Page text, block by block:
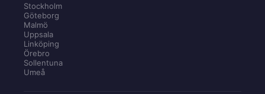
Stockholm
Göteborg
Malmö
Uppsala
Linköping
Örebro
Sollentuna
Umeå